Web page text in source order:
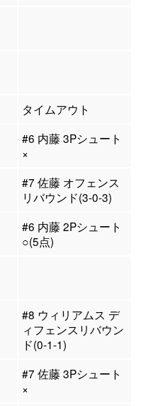
タイムアウト
#6 内藤 3Pシュート
×
#7 佐藤 オフェンス
リバウンド(3-0-3)
#6 内藤 2Pシュート
○(5点)
#8 ウィリアムス デ
ィフェンスリバウン
ド(0-1-1)
#7 佐藤 3Pシュート
×